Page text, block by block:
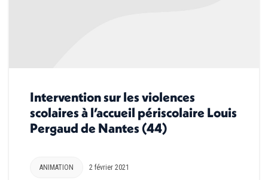
Intervention sur les violences
scolaires à l’accueil périscolaire Louis
Pergaud de Nantes (44)
ANIMATION 2 février 2021